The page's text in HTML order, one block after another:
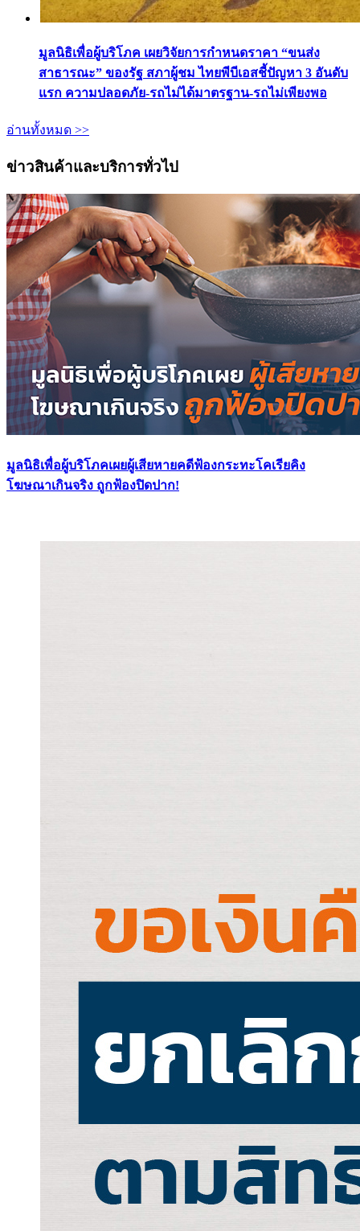
มูลนิธิเพื่อผู้บริโภค เผยวิจัยการกำหนดราคา “ขนส่ง
สาธารณะ” ของรัฐ สภาผู้ชม ไทยพีบีเอสชี้ปัญหา 3 อันดับ
แรก ความปลอดภัย-รถไม่ได้มาตรฐาน-รถไม่เพียงพอ
อ่านทั้งหมด >>
ข่าวสินค้าและบริการทั่วไป
มูลนิธิเพื่อผู้บริโภคเผยผู้เสียหายคดีฟ้องกระทะโคเรียคิง
โฆษณาเกินจริง ถูกฟ้องปิดปาก!